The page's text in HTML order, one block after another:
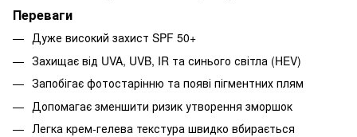
Переваги
Дуже високий захист SPF 50+
Захищає від UVA, UVB, IR та синього світла (HEV)
Запобігає фотостарінню та появі пігментних плям
Допомагає зменшити ризик утворення зморшок
Легка крем-гелева текстура швидко вбирається